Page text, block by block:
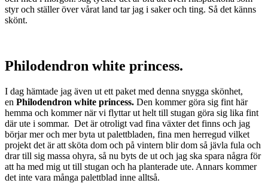
styr och ställer över vårat land tar jag i saker och ting. Så det känns
skönt.
Philodendron white princess.
I dag hämtade jag även ut ett paket med denna snygga skönhet,
en Philodendron white princess. Den kommer göra sig fint här
hemma och kommer när vi flyttar ut helt till stugan göra sig lika fint
där ute i sommar. Det är otroligt vad fina växter det finns och jag
börjar mer och mer byta ut palettbladen, fina men herregud vilket
projekt det är att sköta dom och på vintern blir dom så jävla fula och
drar till sig massa ohyra, så nu byts de ut och jag ska spara några för
att ha med mig ut till stugan och ha planterade ute. Annars kommer
det inte vara många palettblad inne alltså.